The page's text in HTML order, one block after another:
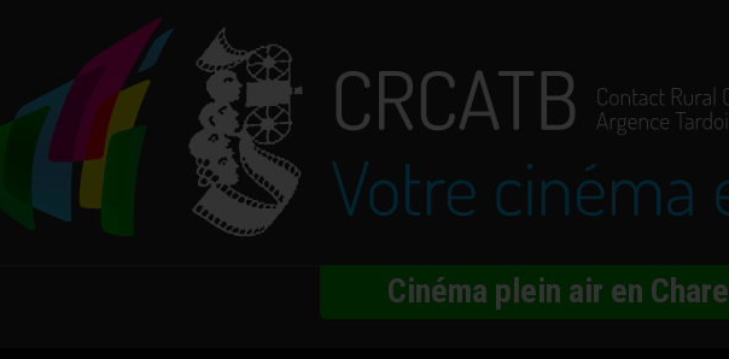
Cinéma plein air en